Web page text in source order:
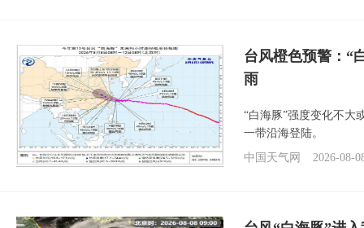
台风橙色预警：“
雨
“白海豚”强度变化不大
一带沿海登陆。
中国天气网
2026-08-